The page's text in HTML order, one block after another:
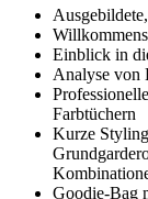
Einblick in
Analyse von
Farbtüchern
Kurze
Goodie-Bag